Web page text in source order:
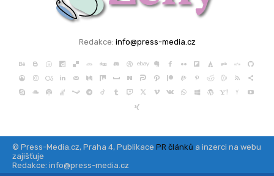
Redakce: info@press-media.cz
© Press-Media.cz, Praha 4, Publikace PR článků a inzerci na webu
zajišťuje
Redakce: info@press-media.cz